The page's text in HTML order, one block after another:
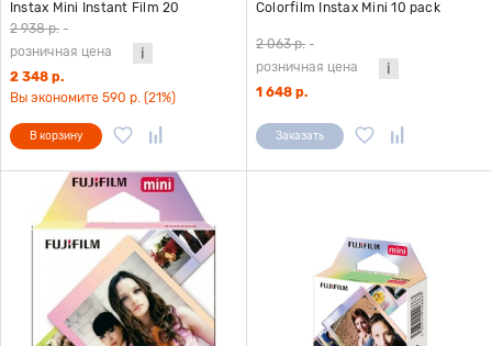
Instax Mini Instant Film 20
снимков
2 938 р. -
розничная цена
2 348 р.
Вы экономите 590 р. (21%)
В корзину
Colorfilm Instax Mini 10 pack
2 063 р. -
розничная цена
1 648 р.
Заказать